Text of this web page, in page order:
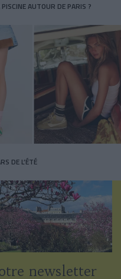
AUTOUR DE PARIS ?
DE L’ÉTÉ
newsletter